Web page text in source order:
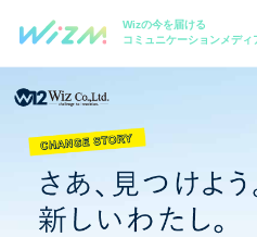
Wizの今を届ける
コミュニケーションメディ